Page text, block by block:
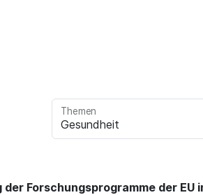
Themen
Forschungsprogramme der EU